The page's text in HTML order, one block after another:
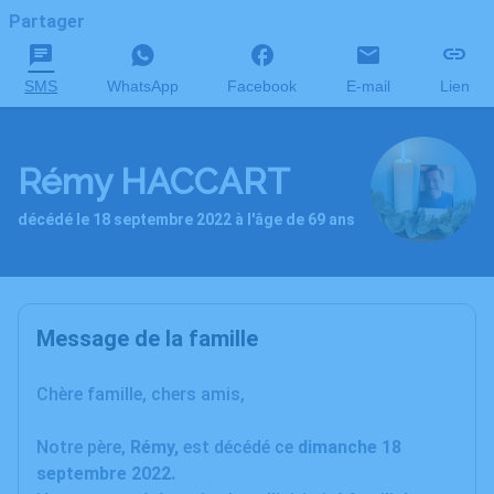
Partager
SMS WhatsApp Facebook E-mail Lien
Rémy HACCART
décédé le 18 septembre 2022 à l'âge de 69 ans
Message de la famille
Chère famille, chers amis,
Notre père, Rémy, est décédé ce dimanche 18
septembre 2022.